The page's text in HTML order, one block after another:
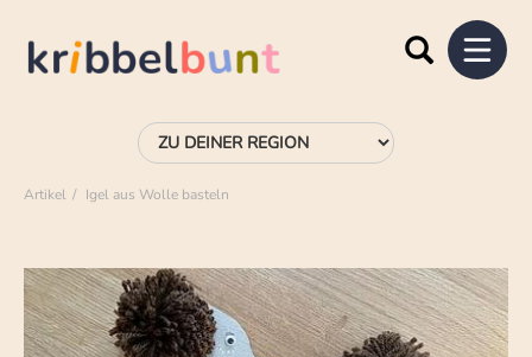
Artikel Igel aus Wolle basteln